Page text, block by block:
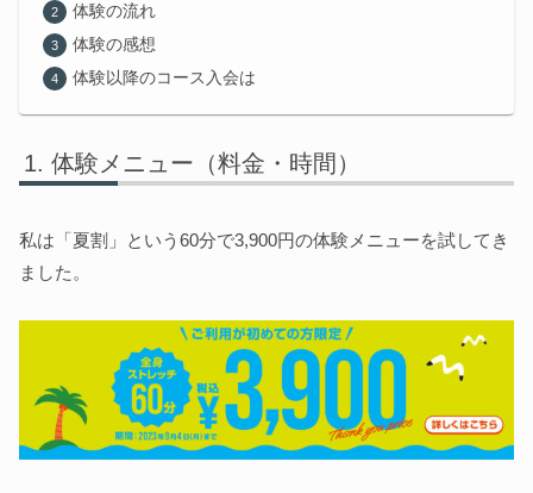
体験の流れ
体験の感想
体験以降のコース入会は
体験メニュー（料金・時間）
私は「夏割」という60分で3,900円の体験メニューを試してき
ました。